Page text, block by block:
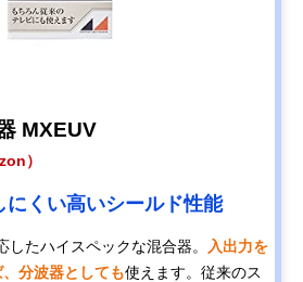
MXEUV
）
にくい高いシールド性能
たハイスペックな混合器。
入出力を
分波器としても使えます。従来のス